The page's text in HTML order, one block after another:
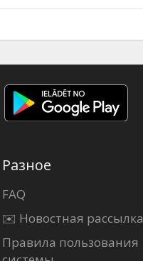
баре и
на
латышском и
Разное
FAQ
✉️ Новостная рассылка
Правила пользования